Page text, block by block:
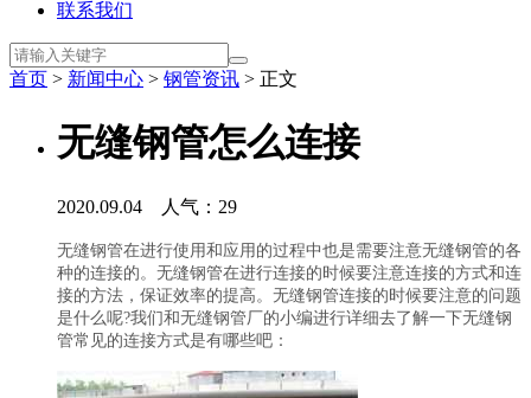
联系我们
首页 > 新闻中心 > 钢管资讯 > 正文
无缝钢管怎么连接
2020.09.04 人气： 29
无缝钢管在进行使用和应用的过程中也是需要注意无缝钢管的各
种的连接的。无缝钢管在进行连接的时候要注意连接的方式和连
接的方法，保证效率的提高。无缝钢管连接的时候要注意的问题
是什么呢?我们和无缝钢管厂的小编进行详细去了解一下无缝钢
管常见的连接方式是有哪些吧：